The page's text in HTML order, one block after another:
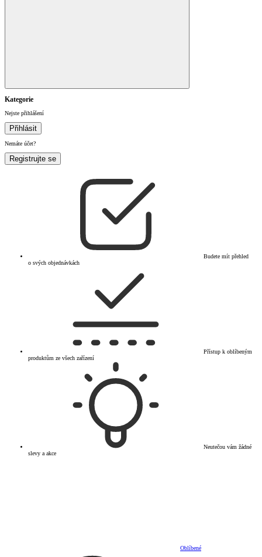
Kategorie
Nejste přihlášení
Přihlásit
Nemáte účet?
Registrujte se
Budete mít přehled
o svých objednávkách
Přístup k oblíbeným
produktům ze všech zařízení
Neutečou vám žádné
slevy a akce
Oblíbené